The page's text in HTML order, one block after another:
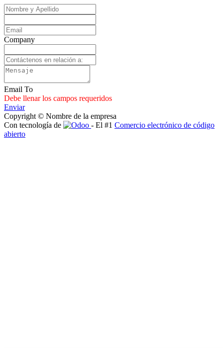
Company
Email To
Debe llenar los campos requeridos
Enviar
Copyright © Nombre de la empresa
Con tecnología de
- El #1 Comercio electrónico de código
abierto